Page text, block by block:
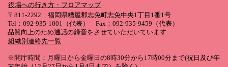
役場への行き方・フロアマップ
〒811-2292 福岡県糟屋郡志免町志免中央1丁目1番1号
Tel：092-935-1001（代表） Fax：092-935-9459（代表）
品質向上のため通話の録音をさせていただいています
組織別連絡先一覧
※開庁時間：月曜日から金曜日の8時30分から17時00分まで(祝日及び年